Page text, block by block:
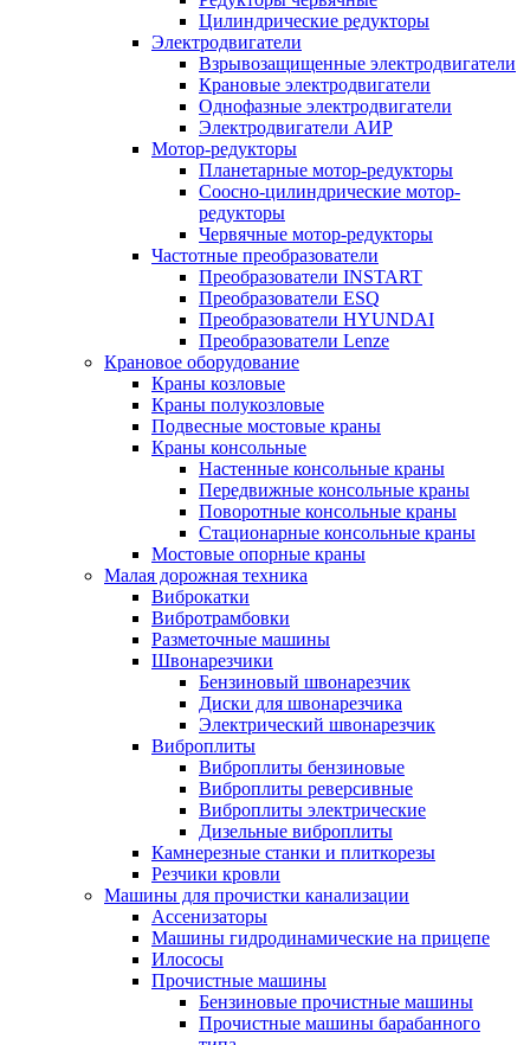
Цилиндрические редукторы
Электродвигатели
Взрывозащищенные электродвигатели
Крановые электродвигатели
Однофазные электродвигатели
Электродвигатели АИР
Мотор-редукторы
Планетарные мотор-редукторы
Соосно-цилиндрические мотор-
редукторы
Червячные мотор-редукторы
Частотные преобразователи
Преобразователи INSTART
Преобразователи ESQ
Преобразователи HYUNDAI
Преобразователи Lenze
Крановое оборудование
Краны козловые
Краны полукозловые
Подвесные мостовые краны
Краны консольные
Настенные консольные краны
Передвижные консольные краны
Поворотные консольные краны
Стационарные консольные краны
Мостовые опорные краны
Малая дорожная техника
Виброкатки
Вибротрамбовки
Разметочные машины
Швонарезчики
Бензиновый швонарезчик
Диски для швонарезчика
Электрический швонарезчик
Виброплиты
Виброплиты бензиновые
Виброплиты реверсивные
Виброплиты электрические
Дизельные виброплиты
Камнерезные станки и плиткорезы
Резчики кровли
Машины для прочистки канализации
Ассенизаторы
Машины гидродинамические на прицепе
Илососы
Прочистные машины
Бензиновые прочистные машины
Прочистные машины барабанного